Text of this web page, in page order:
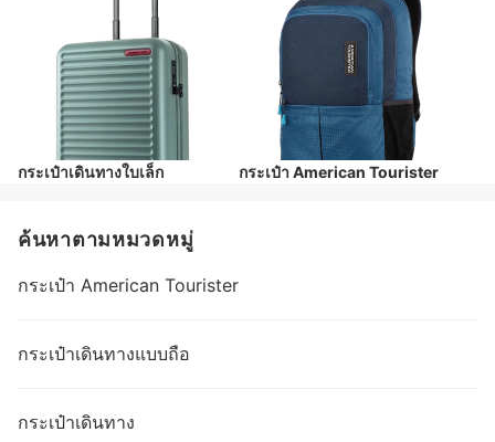
กระเป๋าเดินทางใบเล็ก กระเป๋า American Tourister
ค้นหาตามหมวดหมู่
กระเป๋า American Tourister
กระเป๋าเดินทางแบบถือ
กระเป๋าเดินทาง